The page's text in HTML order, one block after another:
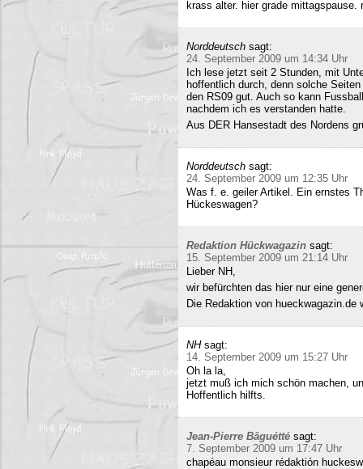
krass alter. hier grade
Norddeutsch sagt:
24. September 2009 um 14:34 Uhr
Ich lese jetzt seit 2 Stunden, mit
hoffentlich durch, denn solche
den RS09 gut. Auch so kann
nachdem ich es verstanden hatte.
Aus DER Hansestadt des Nordens
Norddeutsch sagt:
24. September 2009 um 12:35 Uhr
Was f. e. geiler Artikel. Ein ernstes
Hückeswagen?
Redaktion Hückwagazin sagt:
15. September 2009 um 21:14 Uhr
Lieber NH,
wir befürchten das hier nur eine
Die Redaktion von
NH sagt:
14. September 2009 um 15:27 Uhr
Oh la la,
jetzt muß ich mich schön machen,
Hoffentlich hilfts.
Jean-Pierre Bâguétté sagt:
7. September 2009 um 17:47 Uhr
chapéau monsieur rédaktión